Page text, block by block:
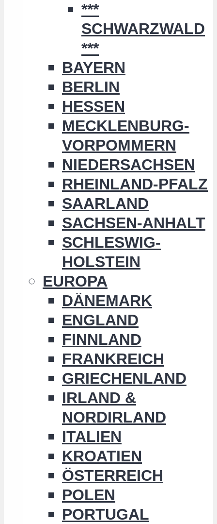
***
SCHWARZWALD
***
BAYERN
BERLIN
HESSEN
MECKLENBURG-
VORPOMMERN
NIEDERSACHSEN
RHEINLAND-PFALZ
SAARLAND
SACHSEN-ANHALT
SCHLESWIG-
HOLSTEIN
EUROPA
DÄNEMARK
ENGLAND
FINNLAND
FRANKREICH
GRIECHENLAND
IRLAND &
NORDIRLAND
ITALIEN
KROATIEN
ÖSTERREICH
POLEN
PORTUGAL